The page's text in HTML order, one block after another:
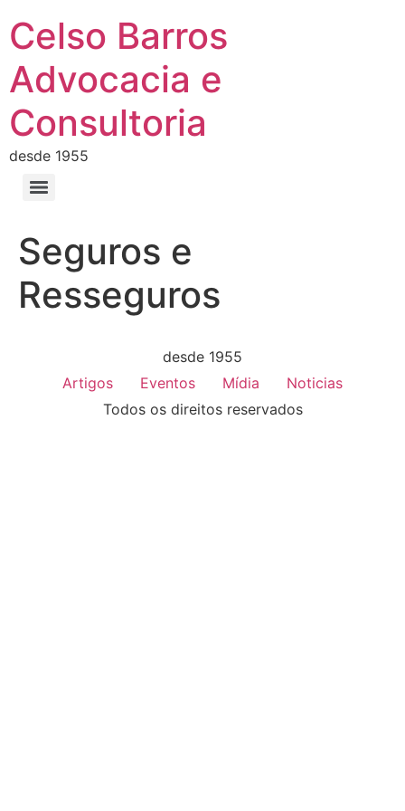
Celso Barros
Advocacia e
Consultoria
desde 1955
Seguros e
Resseguros
desde 1955
Artigos
Eventos Mídia
Noticias
Todos os direitos reservados